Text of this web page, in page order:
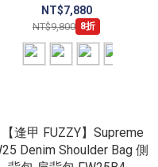
後背包
NT$7,880
NT$9,800 8折